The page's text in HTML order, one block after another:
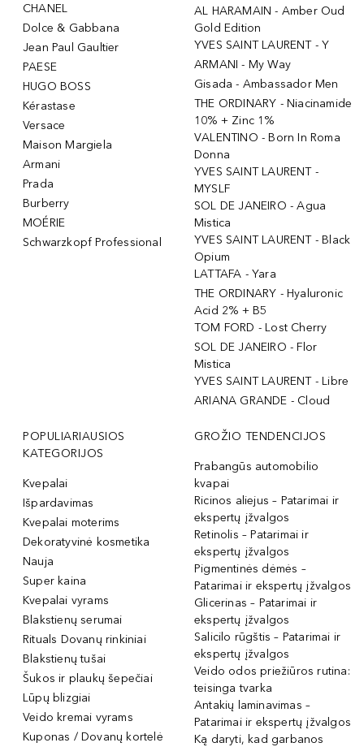
CHANEL
Dolce & Gabbana
Jean Paul Gaultier
PAESE
HUGO BOSS
Kérastase
Versace
Maison Margiela
Armani
Prada
Burberry
MOÉRIE
Schwarzkopf Professional
AL HARAMAIN - Amber Oud
Gold Edition
YVES SAINT LAURENT - Y
ARMANI - My Way
Gisada - Ambassador Men
THE ORDINARY - Niacinamide
10% + Zinc 1%
VALENTINO - Born In Roma
Donna
YVES SAINT LAURENT -
MYSLF
SOL DE JANEIRO - Agua
Mistica
YVES SAINT LAURENT - Black
Opium
LATTAFA - Yara
THE ORDINARY - Hyaluronic
Acid 2% + B5
TOM FORD - Lost Cherry
SOL DE JANEIRO - Flor
Mistica
YVES SAINT LAURENT - Libre
ARIANA GRANDE - Cloud
POPULIARIAUSIOS
KATEGORIJOS
Kvepalai
Išpardavimas
Kvepalai moterims
Dekoratyvinė kosmetika
Nauja
Super kaina
Kvepalai vyrams
Blakstienų serumai
Rituals Dovanų rinkiniai
Blakstienų tušai
Šukos ir plaukų šepečiai
Lūpų blizgiai
Veido kremai vyrams
Kuponas / Dovanų kortelė
GROŽIO TENDENCIJOS
Prabangūs automobilio
kvapai
Ricinos aliejus – Patarimai ir
ekspertų įžvalgos
Retinolis – Patarimai ir
ekspertų įžvalgos
Pigmentinės dėmės –
Patarimai ir ekspertų įžvalgos
Glicerinas – Patarimai ir
ekspertų įžvalgos
Salicilo rūgštis – Patarimai ir
ekspertų įžvalgos
Veido odos priežiūros rutina:
teisinga tvarka
Antakių laminavimas –
Patarimai ir ekspertų įžvalgos
Ką daryti, kad garbanos